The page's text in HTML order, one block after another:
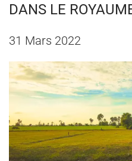
DANS LE
31 Mars 2022